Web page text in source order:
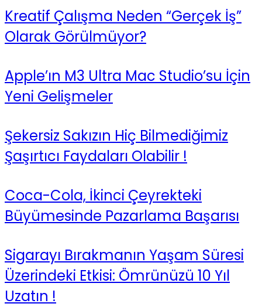
Kreatif Çalışma Neden “Gerçek İş”
Olarak Görülmüyor?
Apple’ın M3 Ultra Mac Studio’su İçin
Yeni Gelişmeler
Şekersiz Sakızın Hiç Bilmediğimiz
Şaşırtıcı Faydaları Olabilir !
Coca-Cola, İkinci Çeyrekteki
Büyümesinde Pazarlama Başarısı
Sigarayı Bırakmanın Yaşam Süresi
Üzerindeki Etkisi: Ömrünüzü 10 Yıl
Uzatın !